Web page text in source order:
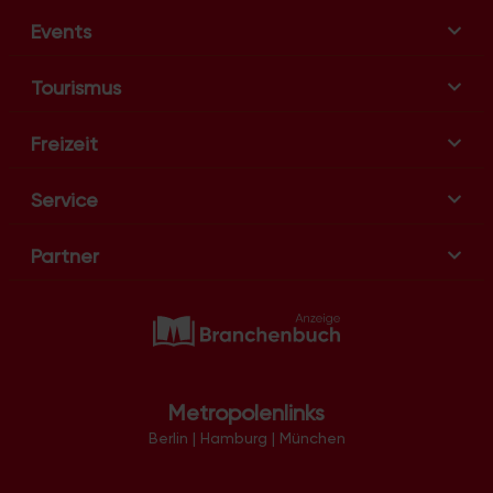
aEvents
Tourismus
Freizeit
Service
Partner
Metropolenlinks
Berlin | Hamburg | München